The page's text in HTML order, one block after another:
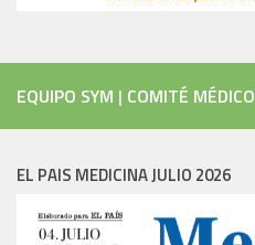
EQUIPO SYM | COMITÉ MÉDICO
EL PAIS MEDICINA JULIO 2026